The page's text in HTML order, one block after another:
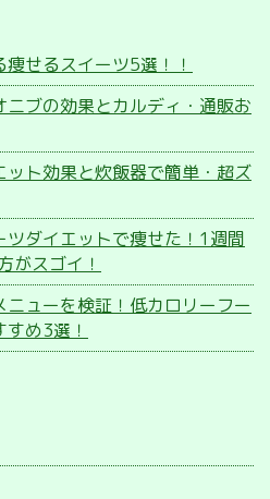
痩せるスイーツ5選！！
ニブの効果とカルディ・通販お
ト効果と炊飯器で簡単・超ズ
ツダイエットで痩せた！1週間
がスゴイ！
ューを検証！低カロリーフー
め3選！